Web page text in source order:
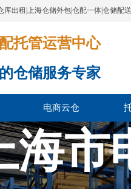
出租|上海仓储外包|仓配一体|仓储配
托管运营中心​​​​​​​​​​​​​​​​​
仓储服务专家
电商云仓
海市